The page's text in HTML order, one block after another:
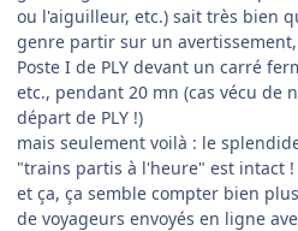
ou l'aiguilleur, etc.) sait très bien
genre partir sur un
Poste I de PLY devant un carré
etc., pendant 20 mn (cas vécu de
départ de PLY !)
mais seulement voilà : le
"trains partis à l'heure" est intact !
et ça, ça semble compter bien
de voyageurs envoyés en ligne